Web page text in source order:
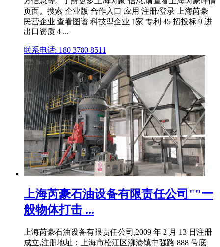
页面。搜索 企业版 合作入口 应用 注册/登录 上海芮豪
民营企业 查看图谱 科技型企业 1家 专利 45 招投标 9 进
出口资质 4 ...
联系电话: 180 3780 8511
上海芮豪石油设备有限责任公司""一
般物体打击 ...
上海芮豪石油设备有限责任公司,2009 年 2 月 13 日注册
成立,注册地址：上海市松江区泖港镇中强路 888 号底